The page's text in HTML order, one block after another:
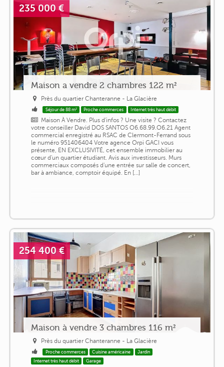
235 000 €
Maison a vendre 2 chambres 122 m²
Près du quartier Chanteranne - La Glacière
Séjour de 88 m² Proche commerces Internet très haut débit
Maison À Vendre. Plus d'infos ? Une visite ? Contactez
votre conseiller David DOS SANTOS O6.68.99.O6.21 Agent
commercial enregistré au RSAC de Clermont-Ferrand sous
le numéro 951406404 Votre agence Orpi GACI vous
présente, EN EXCLUSIVITÉ, cet ensemble immobilier au
cœur d'un quartier étudiant. Avis aux investisseurs. Murs
commerciaux composés d'une entrée sur salle de concert,
bar à ambiance, comptoir équipé. En [...]
254 400 €
Maison à vendre 3 chambres 116 m²
Près du quartier Chanteranne - La Glacière
Proche commerces Cuisine américaine
Jardin
Internet très haut débit
Garage